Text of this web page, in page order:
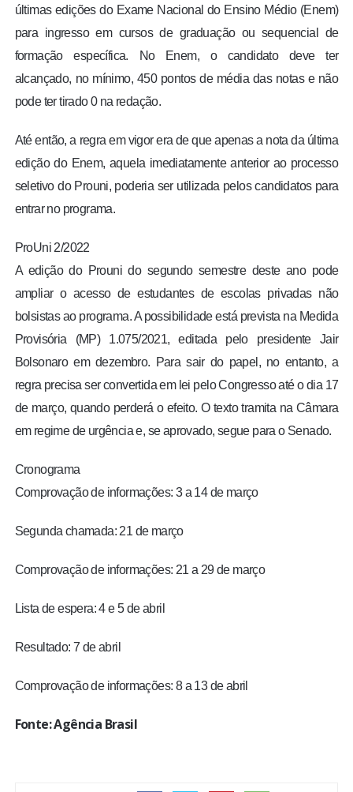
últimas edições do Exame Nacional do Ensino Médio (Enem)
para ingresso em cursos de graduação ou sequencial de
formação específica. No Enem, o candidato deve ter
alcançado, no mínimo, 450 pontos de média das notas e não
pode ter tirado 0 na redação.
Até então, a regra em vigor era de que apenas a nota da última
edição do Enem, aquela imediatamente anterior ao processo
seletivo do Prouni, poderia ser utilizada pelos candidatos para
entrar no programa.
ProUni 2/2022
A edição do Prouni do segundo semestre deste ano pode
ampliar o acesso de estudantes de escolas privadas não
bolsistas ao programa. A possibilidade está prevista na Medida
Provisória (MP) 1.075/2021, editada pelo presidente Jair
Bolsonaro em dezembro. Para sair do papel, no entanto, a
regra precisa ser convertida em lei pelo Congresso até o dia 17
de março, quando perderá o efeito. O texto tramita na Câmara
em regime de urgência e, se aprovado, segue para o Senado.
Cronograma
Comprovação de informações: 3 a 14 de março
Segunda chamada: 21 de março
Comprovação de informações: 21 a 29 de março
Lista de espera: 4 e 5 de abril
Resultado: 7 de abril
Comprovação de informações: 8 a 13 de abril
Fonte: Agência Brasil